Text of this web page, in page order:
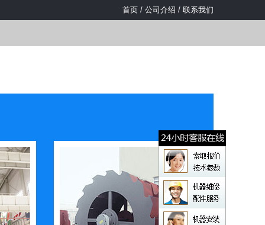
首页 / 公司介绍 / 联系我们